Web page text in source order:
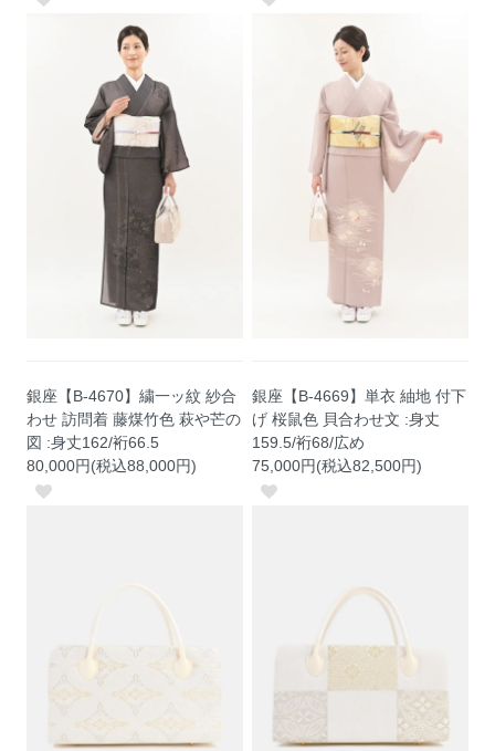
銀座【B-4670】繍一ッ紋 紗合
わせ 訪問着 藤煤竹色 萩や芒の
図 :身丈162/裄66.5
80,000円(税込88,000円)
銀座【B-4669】単衣 紬地 付下
げ 桜鼠色 貝合わせ文 :身丈
159.5/裄68/広め
75,000円(税込82,500円)